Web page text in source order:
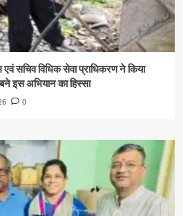
सचिव विधिक सेवा प्राधिकरण ने किया
इस अभियान का हिस्सा
0